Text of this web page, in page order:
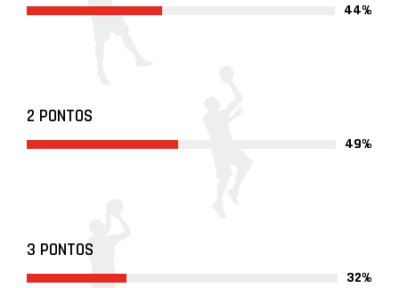
44%
2 PONTOS
49%
3 PONTOS
32%